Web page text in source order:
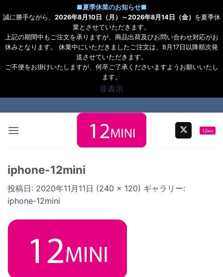
■夏季休業のお知らせ■
誠に勝手ながら、 2026年8月10日（月）～2026年8月14日（金） を夏季休
業とさせていただきます。
上記の期間中もご注文を承りますが、商品出荷及びお問い合わせ対応がお
休みとなります。 休業中にいただきましたご注文は、8月17日以降順次発
送させていただきます。
ご不便をお掛けいたしますが、何卒ご了承くださいますようお願いいたし
ます。
非表示
to
content
iphone-12mini
投稿日: 2020年11月11日 (240 × 120) ギャラリー:
iphone-12mini